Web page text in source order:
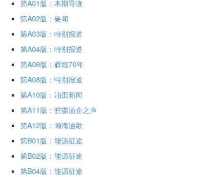
第A01版：本期导读
第A02版：要闻
第A03版：特别报道
第A04版：特别报道
第A06版：辉煌70年
第A08版：特别报道
第A10版：油田新闻
第A11版：驻疆油企之声
第A12版：瀚海油歌
第B01版：能源征途
第B02版：能源征途
第B04版：能源征途